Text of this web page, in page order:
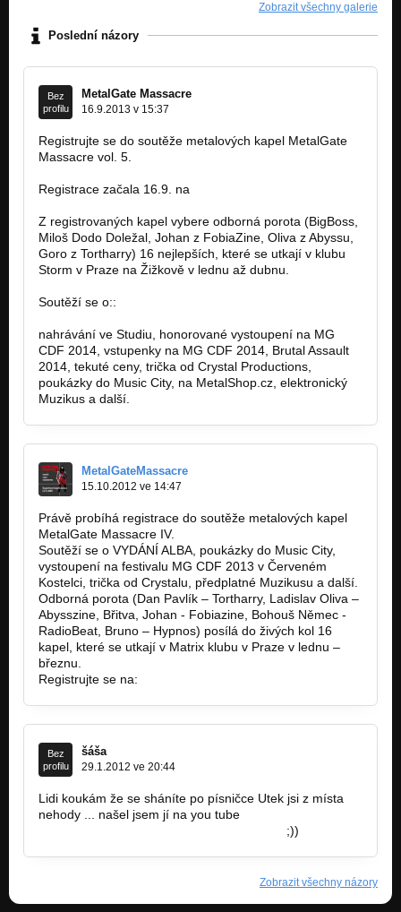
Nezařazeno
Sam se stavas obeti (Par zoufalcu)
Nezařazeno
Cerna (Par zoufalcu)
Nezařazeno
Posledni rano (Par zoufalcu)
Nezařazeno
Zobrazit všechny galerie
Poslední názory
Bez
profilu
MetalGate Massacre
16.9.2013 v 15:37
Registrujte se do soutěže metalových kapel MetalGate
Massacre vol. 5.
Registrace začala 16.9. na
Z registrovaných kapel vybere odborná porota (BigBoss,
Miloš Dodo Doležal, Johan z FobiaZine, Oliva z Abyssu,
Goro z Tortharry) 16 nejlepších, které se utkají v klubu
Storm v Praze na Žižkově v lednu až dubnu.
Soutěží se o::
nahrávání ve Studiu, honorované vystoupení na MG
CDF 2014, vstupenky na MG CDF 2014, Brutal Assault
2014, tekuté ceny, trička od Crystal Productions,
poukázky do Music City, na MetalShop.cz, elektronický
Muzikus a další.
MetalGateMassacre
15.10.2012 ve 14:47
Právě probíhá registrace do soutěže metalových kapel
MetalGate Massacre IV.
Soutěží se o VYDÁNÍ ALBA, poukázky do Music City,
vystoupení na festivalu MG CDF 2013 v Červeném
Kostelci, trička od Crystalu, předplatné Muzikusu a další.
Odborná porota (Dan Pavlík – Tortharry, Ladislav Oliva –
Abysszine, Břitva, Johan - Fobiazine, Bohouš Němec -
RadioBeat, Bruno – Hypnos) posílá do živých kol 16
kapel, které se utkají v Matrix klubu v Praze v lednu –
březnu.
Registrujte se na:
Bez
profilu
šáša
29.1.2012 ve 20:44
Lidi koukám že se sháníte po písničce Utek jsi z místa
nehody ... našel jsem jí na you tube
;))
Zobrazit všechny názory